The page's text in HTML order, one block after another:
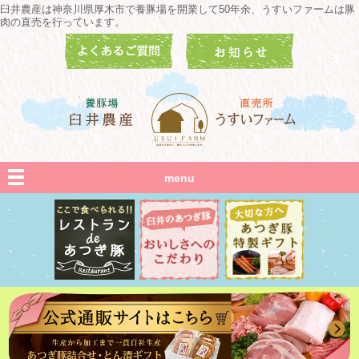
臼井農産は神奈川県厚木市で養豚場を開業して50年余、うすいファームは豚
肉の直売を行っています。
menu